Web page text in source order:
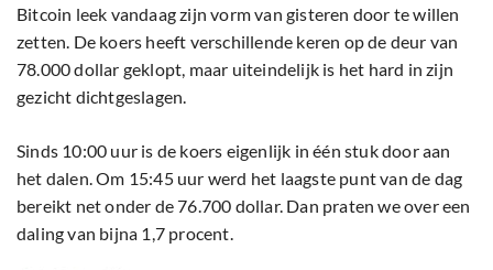
Bitcoin leek vandaag zijn vorm van gisteren door te willen
zetten. De koers heeft verschillende keren op de deur van
78.000 dollar geklopt, maar uiteindelijk is het hard in zijn
gezicht dichtgeslagen.
Sinds 10:00 uur is de koers eigenlijk in één stuk door aan
het dalen. Om 15:45 uur werd het laagste punt van de dag
bereikt net onder de 76.700 dollar. Dan praten we over een
daling van bijna 1,7 procent.